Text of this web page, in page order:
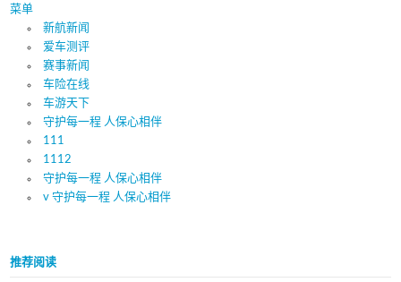
菜单
新航新闻
爱车测评
赛事新闻
车险在线
车游天下
守护每一程 人保心相伴
111
1112
守护每一程 人保心相伴
v 守护每一程 人保心相伴
推荐阅读